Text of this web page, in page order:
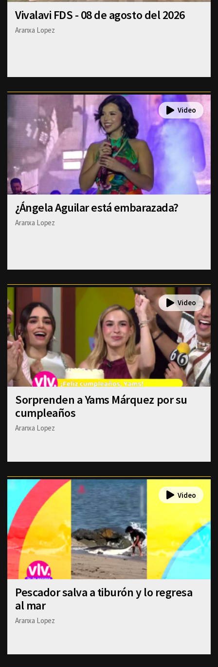
Vivalavi FDS - 08 de agosto del 2026
Aranxa Lopez
¿Ángela Aguilar está embarazada?
Aranxa Lopez
Sorprenden a Yams Márquez por su
cumpleaños
Aranxa Lopez
Pescador salva a tiburón y lo regresa
al mar
Aranxa Lopez